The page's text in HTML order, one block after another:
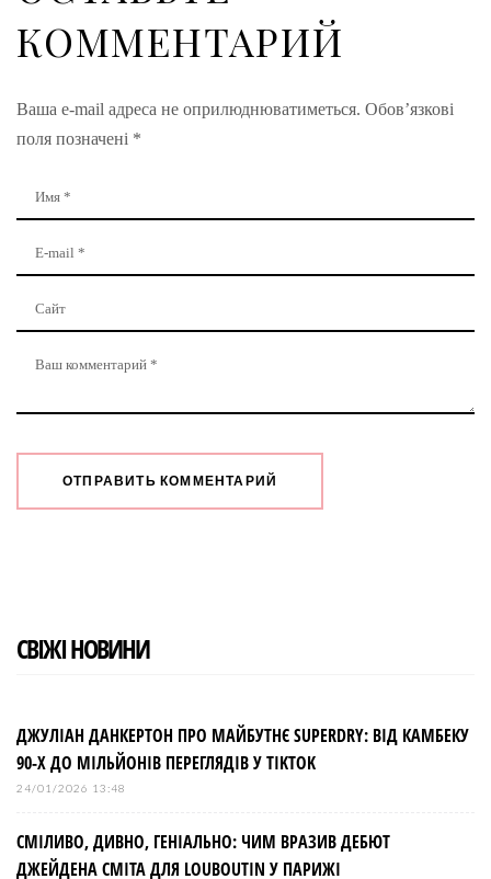
КОММЕНТАРИЙ
Ваша e-mail адреса не оприлюднюватиметься. Обов’язкові
поля позначені *
СВІЖІ НОВИНИ
ДЖУЛІАН ДАНКЕРТОН ПРО МАЙБУТНЄ SUPERDRY: ВІД КАМБЕКУ
90-Х ДО МІЛЬЙОНІВ ПЕРЕГЛЯДІВ У TIKTOK
24/01/2026 13:48
СМІЛИВО, ДИВНО, ГЕНІАЛЬНО: ЧИМ ВРАЗИВ ДЕБЮТ
ДЖЕЙДЕНА СМІТА ДЛЯ LOUBOUTIN У ПАРИЖІ